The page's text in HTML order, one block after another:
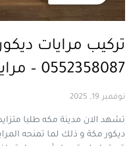
تركيب مرايات
0552358087 – مرايا حائط ديكور مكة
نوفمبر 19, 2025
تشهد الان مدينة مكه طلبا
ديكور مكة و ذلك لما تمنحه